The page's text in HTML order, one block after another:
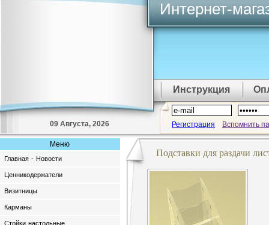
09 Августа, 2026
Интернет-
Инструкция
Регистрация Вспомнить
Меню
Главная - Новости
Ценникодержатели
Визитницы
Карманы
Стойки настольные
Подставки для раздачи